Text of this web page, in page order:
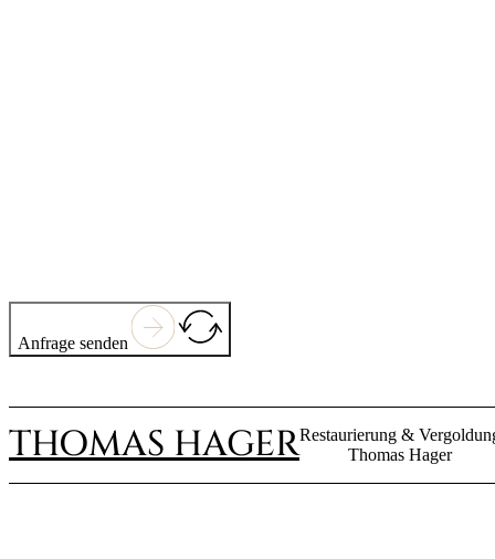
Anfrage senden
THOMAS HAGERRestaurierung &
Thomas Hager